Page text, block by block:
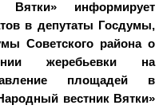
Вятки» информирует
в депутаты Госдумы,
Советского района о
жеребьевки на
площадей в
вестник Вятки»